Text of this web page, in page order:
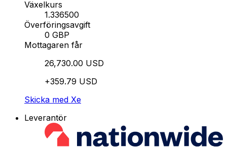
Växelkurs
1.336500
Överföringsavgift
0 GBP
Mottagaren får
26,730.00 USD
+359.79 USD
Skicka med Xe
Leverantör